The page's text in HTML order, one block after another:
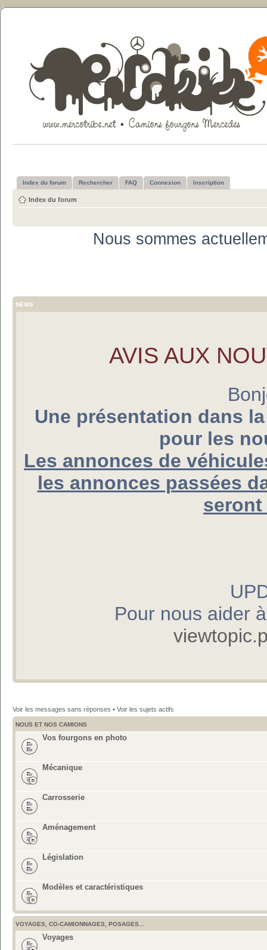
Index du forum Rechercher FAQ Connexion Inscription
Index du forum
Nous sommes
NEWS
AVIS AUX
Une présentation dans
pour les
Les annonces de
les annonces passées
seront
Pour nous aider
Voir les messages sans réponses • Voir les sujets actifs
NOUS ET NOS CAMIONS
Vos fourgons en photo
Mécanique
Carrosserie
Aménagement
Législation
Modèles et caractéristiques
VOYAGES, CO-CAMIONNAGES, POSAGES...
Voyages